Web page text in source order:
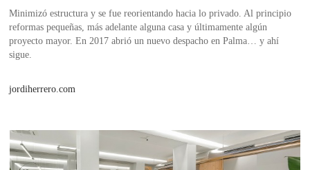
Minimizó estructura y se fue reorientando hacia lo privado. Al principio
reformas pequeñas, más adelante alguna casa y últimamente algún
proyecto mayor. En 2017 abrió un nuevo despacho en Palma… y ahí
sigue.
jordiherrero.com